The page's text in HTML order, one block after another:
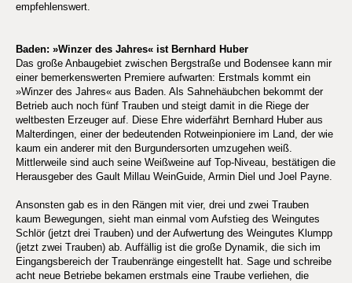
empfehlenswert.
Baden: »Winzer des Jahres« ist Bernhard Huber
Das große Anbaugebiet zwischen Bergstraße und Bodensee kann mir
einer bemerkenswerten Premiere aufwarten: Erstmals kommt ein
»Winzer des Jahres« aus Baden. Als Sahnehäubchen bekommt der
Betrieb auch noch fünf Trauben und steigt damit in die Riege der
weltbesten Erzeuger auf. Diese Ehre widerfährt Bernhard Huber aus
Malterdingen, einer der bedeutenden Rotweinpioniere im Land, der wie
kaum ein anderer mit den Burgundersorten umzugehen weiß.
Mittlerweile sind auch seine Weißweine auf Top-Niveau, bestätigen die
Herausgeber des Gault Millau WeinGuide, Armin Diel und Joel Payne.
Ansonsten gab es in den Rängen mit vier, drei und zwei Trauben
kaum Bewegungen, sieht man einmal vom Aufstieg des Weingutes
Schlör (jetzt drei Trauben) und der Aufwertung des Weingutes Klumpp
(jetzt zwei Trauben) ab. Auffällig ist die große Dynamik, die sich im
Eingangsbereich der Traubenränge eingestellt hat. Sage und schreibe
acht neue Betriebe bekamen erstmals eine Traube verliehen, die